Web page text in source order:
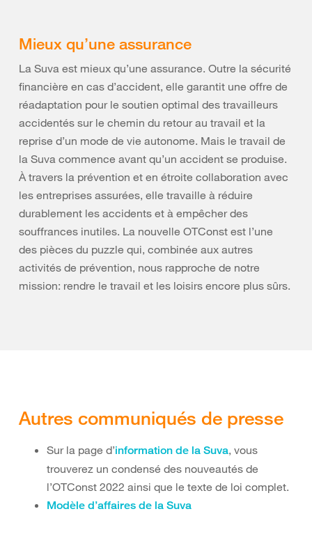
Mieux qu’une assurance
La Suva est mieux qu’une assurance. Outre la sécurité
financière en cas d’accident, elle garantit une offre de
réadaptation pour le soutien optimal des travailleurs
accidentés sur le chemin du retour au travail et la
reprise d’un mode de vie autonome. Mais le travail de
la Suva commence avant qu’un accident se produise.
À travers la prévention et en étroite collaboration avec
les entreprises assurées, elle travaille à réduire
durablement les accidents et à empêcher des
souffrances inutiles. La nouvelle OTConst est l’une
des pièces du puzzle qui, combinée aux autres
activités de prévention, nous rapproche de notre
mission: rendre le travail et les loisirs encore plus sûrs.
Autres communiqués de presse
Sur la page d’information de la Suva, vous
trouverez un condensé des nouveautés de
l’OTConst 2022 ainsi que le texte de loi complet.
Modèle d’affaires de la Suva